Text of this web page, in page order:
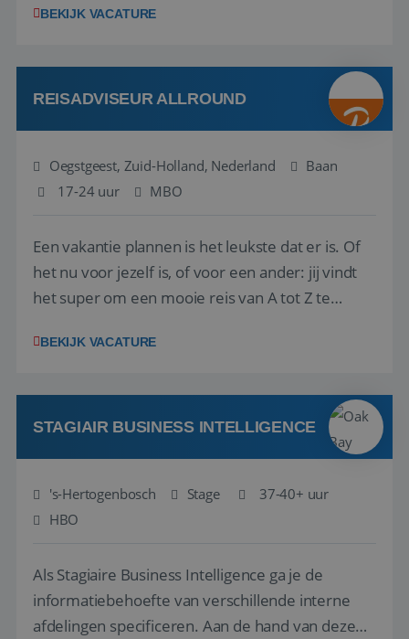
locally. The role will be published until 18 August
Attractive remuneration, discre...
BEKIJK VACATURE
REISADVISEUR ALLROUND
Oegstgeest, Zuid-Holland, Nederland
Baan
17-24 uur
MBO
Een vakantie plannen is het leukste dat er is. Of
het nu voor jezelf is, of voor een ander: jij vindt
het super om een mooie reis van A tot Z te
vakantiegangers de meest prachtige plekjes op
werken: of het nu gaat om vragen ...
BEKIJK VACATURE
STAGIAIR BUSINESS INTELLIGENCE
's-Hertogenbosch Stage
37-40+ uur
HBO
Als Stagiaire Business Intelligence ga je de
informatiebehoefte van verschillende interne
afdelingen specificeren. Aan de hand van deze